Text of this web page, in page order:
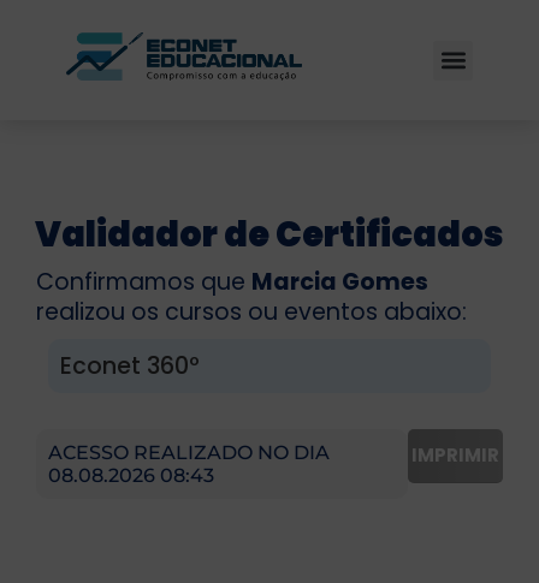
Validador de Certificados
Confirmamos que Marcia Gomes
realizou os cursos ou eventos abaixo:
Econet 360º
ACESSO REALIZADO NO DIA
08.08.2026 08:43
IMPRIMIR